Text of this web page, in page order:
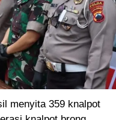
menyita 359 knalpot